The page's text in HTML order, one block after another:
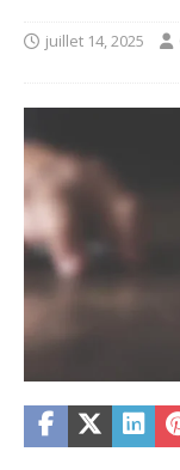
juillet 14, 2025